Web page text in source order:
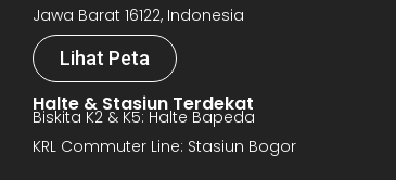
Jawa Barat 16122, Indonesia
Lihat Peta
Halte & Stasiun Terdekat
Biskita K2 & K5: Halte Bapeda
KRL Commuter Line: Stasiun Bogor